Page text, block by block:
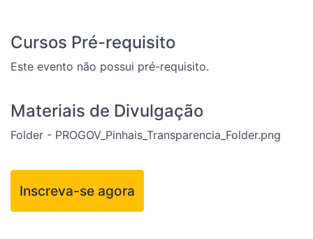
Cursos Pré-requisito
Este evento não possui pré-requisito.
Materiais de Divulgação
Folder - PROGOV_Pinhais_Transparencia_Folder.png
Inscreva-se agora